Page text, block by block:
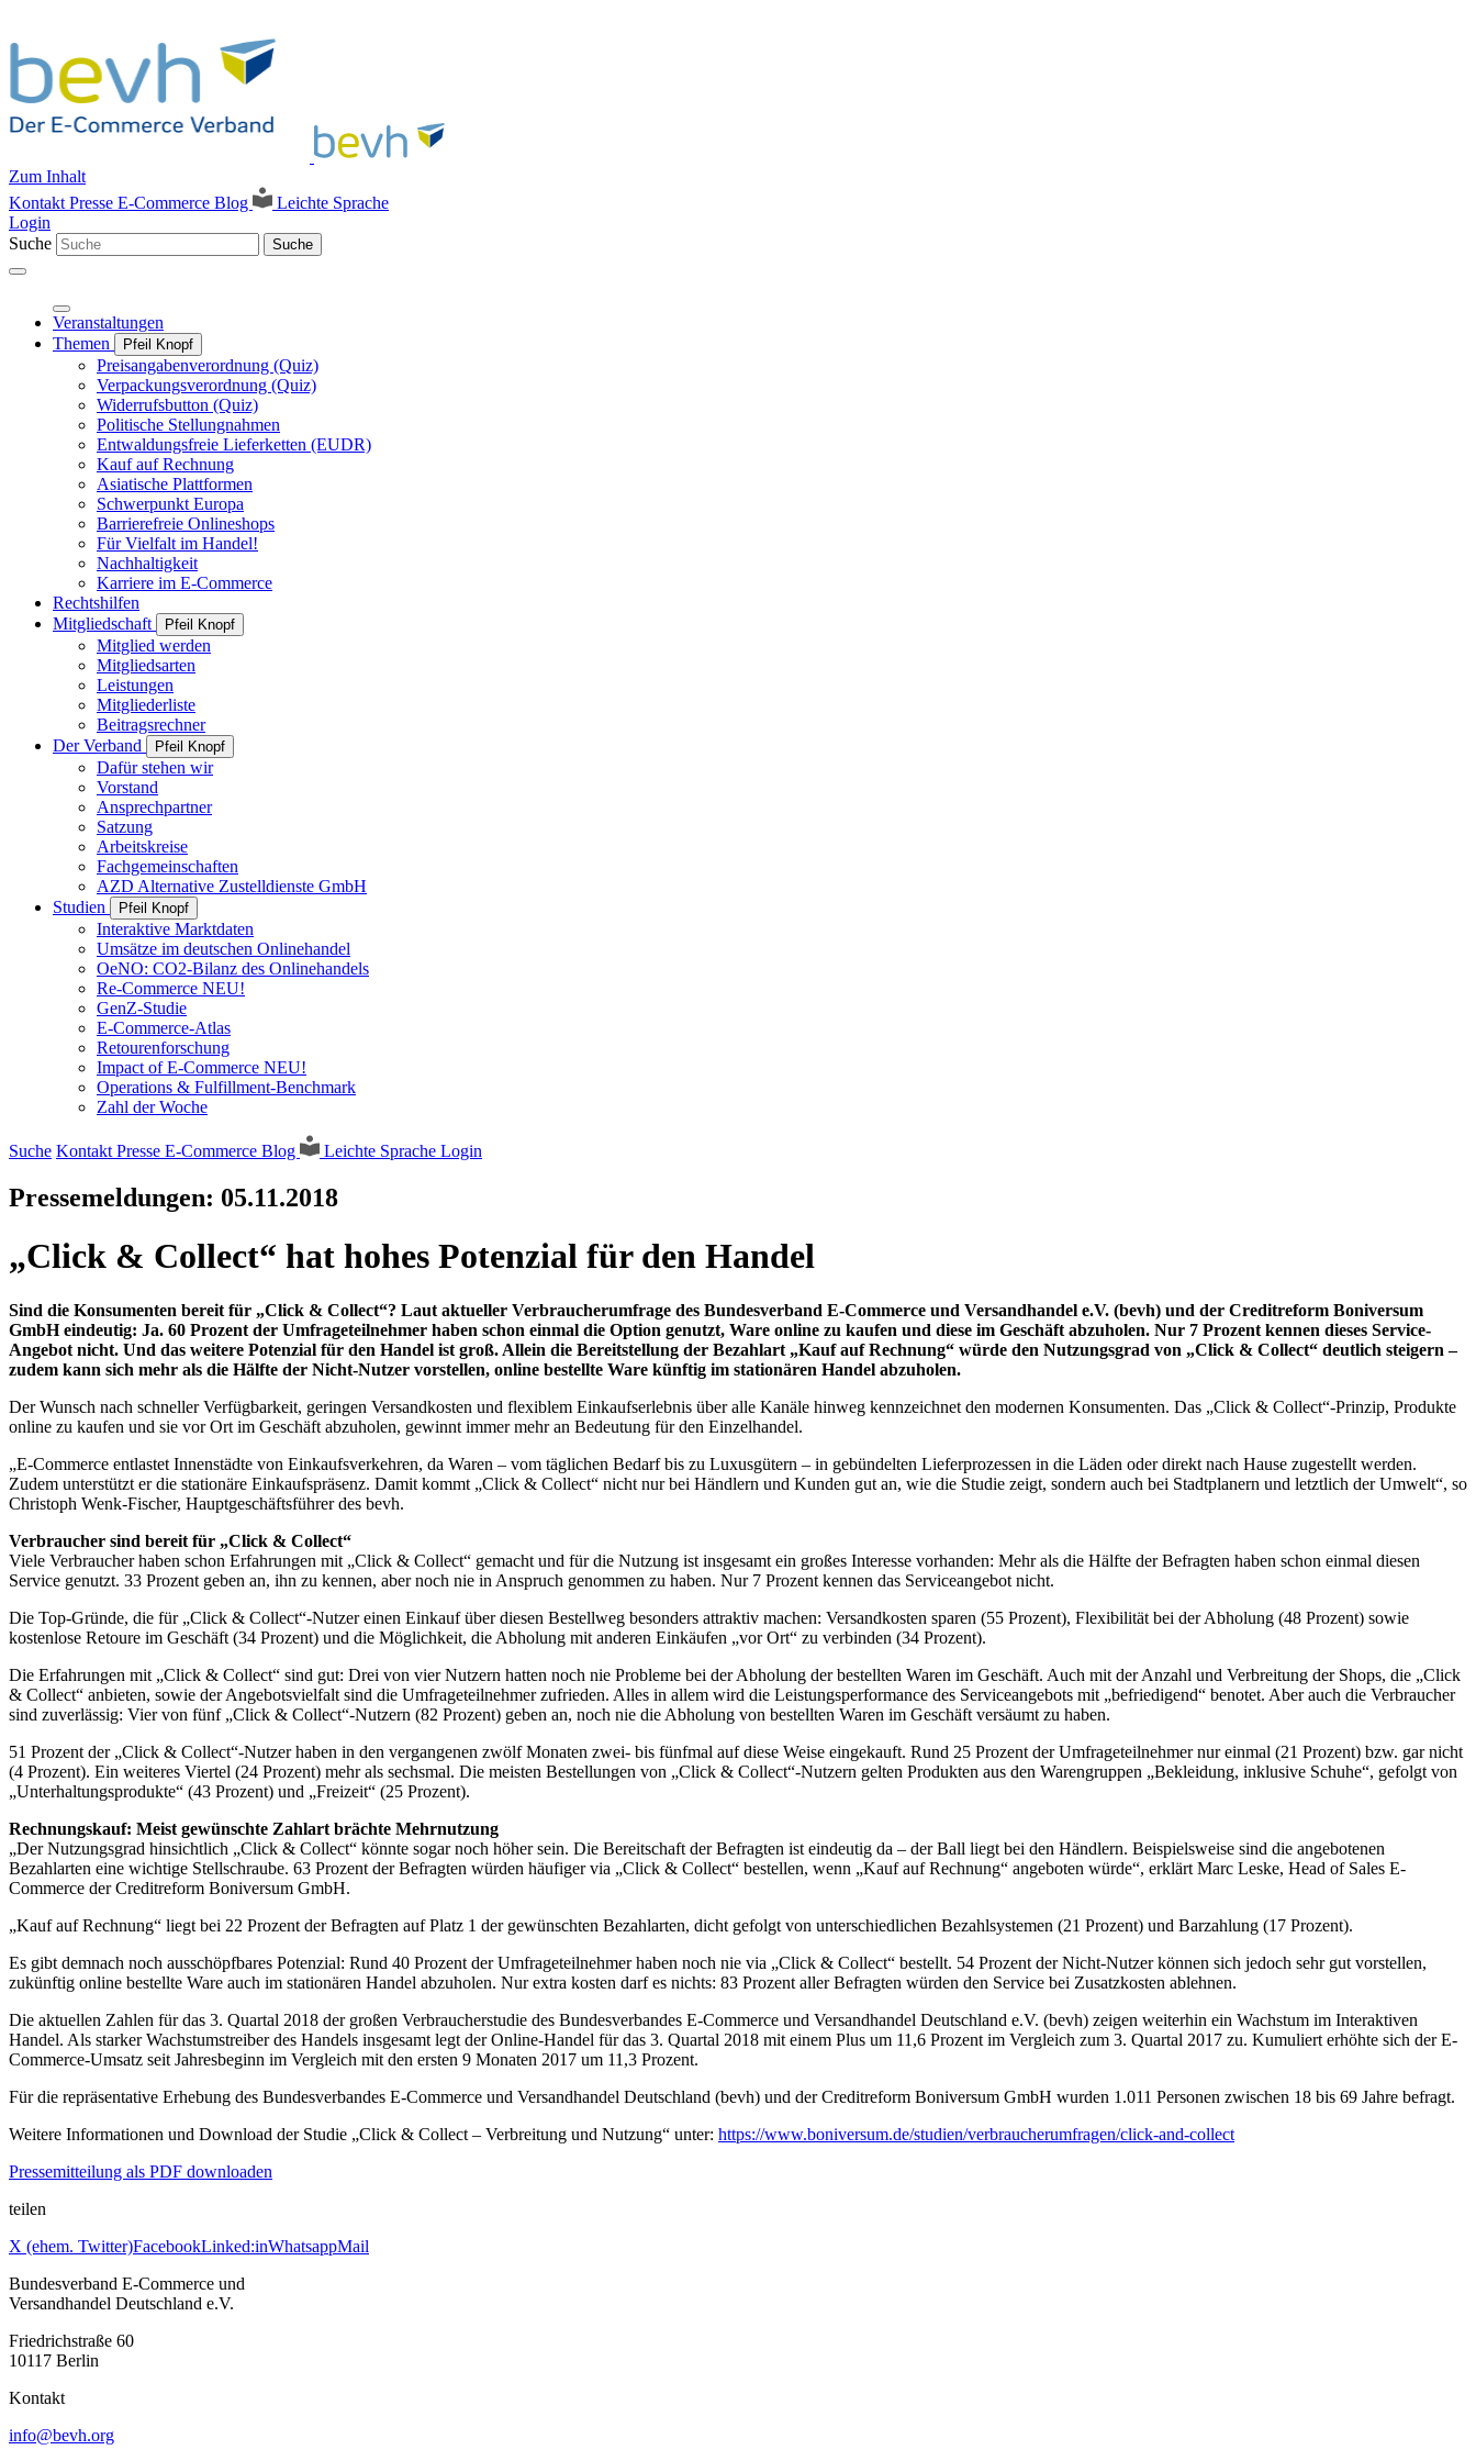
Zum Inhalt
Kontakt Presse E-Commerce Blog
Leichte Sprache
Login
Suche
Suche
Veranstaltungen
Themen
Pfeil Knopf
Preisangabenverordnung (Quiz)
Verpackungsverordnung (Quiz)
Widerrufsbutton (Quiz)
Politische Stellungnahmen
Entwaldungsfreie Lieferketten (EUDR)
Kauf auf Rechnung
Asiatische Plattformen
Schwerpunkt Europa
Barrierefreie Onlineshops
Für Vielfalt im Handel!
Nachhaltigkeit
Karriere im E-Commerce
Rechtshilfen
Mitgliedschaft
Pfeil Knopf
Mitglied werden
Mitgliedsarten
Leistungen
Mitgliederliste
Beitragsrechner
Der Verband
Pfeil Knopf
Dafür stehen wir
Vorstand
Ansprechpartner
Satzung
Arbeitskreise
Fachgemeinschaften
AZD Alternative Zustelldienste GmbH
Studien
Pfeil Knopf
Interaktive Marktdaten
Umsätze im deutschen Onlinehandel
OeNO: CO2-Bilanz des Onlinehandels
Re-Commerce NEU!
GenZ-Studie
E-Commerce-Atlas
Retourenforschung
Impact of E-Commerce NEU!
Operations & Fulfillment-Benchmark
Zahl der Woche
Suche Kontakt Presse E-Commerce Blog Leichte Sprache Login
Pressemeldungen: 05.11.2018
„Click & Collect“ hat hohes Potenzial für den Handel
Sind die Konsumenten bereit für „Click & Collect“? Laut aktueller Verbraucherumfrage des Bundesverband E-Commerce und Versandhandel e.V. (bevh) und der Creditreform Boniversum
GmbH eindeutig: Ja. 60 Prozent der Umfrageteilnehmer haben schon einmal die Option genutzt, Ware online zu kaufen und diese im Geschäft abzuholen. Nur 7 Prozent kennen dieses Service-
Angebot nicht. Und das weitere Potenzial für den Handel ist groß. Allein die Bereitstellung der Bezahlart „Kauf auf Rechnung“ würde den Nutzungsgrad von „Click & Collect“ deutlich steigern –
zudem kann sich mehr als die Hälfte der Nicht-Nutzer vorstellen, online bestellte Ware künftig im stationären Handel abzuholen.
Der Wunsch nach schneller Verfügbarkeit, geringen Versandkosten und flexiblem Einkaufserlebnis über alle Kanäle hinweg kennzeichnet den modernen Konsumenten. Das „Click & Collect“-Prinzip, Produkte
online zu kaufen und sie vor Ort im Geschäft abzuholen, gewinnt immer mehr an Bedeutung für den Einzelhandel.
„E-Commerce entlastet Innenstädte von Einkaufsverkehren, da Waren – vom täglichen Bedarf bis zu Luxusgütern – in gebündelten Lieferprozessen in die Läden oder direkt nach Hause zugestellt werden.
Zudem unterstützt er die stationäre Einkaufspräsenz. Damit kommt „Click & Collect“ nicht nur bei Händlern und Kunden gut an, wie die Studie zeigt, sondern auch bei Stadtplanern und letztlich der Umwelt“, so
Christoph Wenk-Fischer, Hauptgeschäftsführer des bevh.
Verbraucher sind bereit für „Click & Collect“
Viele Verbraucher haben schon Erfahrungen mit „Click & Collect“ gemacht und für die Nutzung ist insgesamt ein großes Interesse vorhanden: Mehr als die Hälfte der Befragten haben schon einmal diesen
Service genutzt. 33 Prozent geben an, ihn zu kennen, aber noch nie in Anspruch genommen zu haben. Nur 7 Prozent kennen das Serviceangebot nicht.
Die Top-Gründe, die für „Click & Collect“-Nutzer einen Einkauf über diesen Bestellweg besonders attraktiv machen: Versandkosten sparen (55 Prozent), Flexibilität bei der Abholung (48 Prozent) sowie
kostenlose Retoure im Geschäft (34 Prozent) und die Möglichkeit, die Abholung mit anderen Einkäufen „vor Ort“ zu verbinden (34 Prozent).
Die Erfahrungen mit „Click & Collect“ sind gut: Drei von vier Nutzern hatten noch nie Probleme bei der Abholung der bestellten Waren im Geschäft. Auch mit der Anzahl und Verbreitung der Shops, die „Click
& Collect“ anbieten, sowie der Angebotsvielfalt sind die Umfrageteilnehmer zufrieden. Alles in allem wird die Leistungsperformance des Serviceangebots mit „befriedigend“ benotet. Aber auch die Verbraucher
sind zuverlässig: Vier von fünf „Click & Collect“-Nutzern (82 Prozent) geben an, noch nie die Abholung von bestellten Waren im Geschäft versäumt zu haben.
51 Prozent der „Click & Collect“-Nutzer haben in den vergangenen zwölf Monaten zwei- bis fünfmal auf diese Weise eingekauft. Rund 25 Prozent der Umfrageteilnehmer nur einmal (21 Prozent) bzw. gar nicht
(4 Prozent). Ein weiteres Viertel (24 Prozent) mehr als sechsmal. Die meisten Bestellungen von „Click & Collect“-Nutzern gelten Produkten aus den Warengruppen „Bekleidung, inklusive Schuhe“, gefolgt von
„Unterhaltungsprodukte“ (43 Prozent) und „Freizeit“ (25 Prozent).
Rechnungskauf: Meist gewünschte Zahlart brächte Mehrnutzung
„Der Nutzungsgrad hinsichtlich „Click & Collect“ könnte sogar noch höher sein. Die Bereitschaft der Befragten ist eindeutig da – der Ball liegt bei den Händlern. Beispielsweise sind die angebotenen
Bezahlarten eine wichtige Stellschraube. 63 Prozent der Befragten würden häufiger via „Click & Collect“ bestellen, wenn „Kauf auf Rechnung“ angeboten würde“, erklärt Marc Leske, Head of Sales E-
Commerce der Creditreform Boniversum GmbH.
„Kauf auf Rechnung“ liegt bei 22 Prozent der Befragten auf Platz 1 der gewünschten Bezahlarten, dicht gefolgt von unterschiedlichen Bezahlsystemen (21 Prozent) und Barzahlung (17 Prozent).
Es gibt demnach noch ausschöpfbares Potenzial: Rund 40 Prozent der Umfrageteilnehmer haben noch nie via „Click & Collect“ bestellt. 54 Prozent der Nicht-Nutzer können sich jedoch sehr gut vorstellen,
zukünftig online bestellte Ware auch im stationären Handel abzuholen. Nur extra kosten darf es nichts: 83 Prozent aller Befragten würden den Service bei Zusatzkosten ablehnen.
Die aktuellen Zahlen für das 3. Quartal 2018 der großen Verbraucherstudie des Bundesverbandes E-Commerce und Versandhandel Deutschland e.V. (bevh) zeigen weiterhin ein Wachstum im Interaktiven
Handel. Als starker Wachstumstreiber des Handels insgesamt legt der Online-Handel für das 3. Quartal 2018 mit einem Plus um 11,6 Prozent im Vergleich zum 3. Quartal 2017 zu. Kumuliert erhöhte sich der E-
Commerce-Umsatz seit Jahresbeginn im Vergleich mit den ersten 9 Monaten 2017 um 11,3 Prozent.
Für die repräsentative Erhebung des Bundesverbandes E-Commerce und Versandhandel Deutschland (bevh) und der Creditreform Boniversum GmbH wurden 1.011 Personen zwischen 18 bis 69 Jahre befragt.
Weitere Informationen und Download der Studie „Click & Collect – Verbreitung und Nutzung“ unter: https://www.boniversum.de/studien/verbraucherumfragen/click-and-collect
Pressemitteilung als PDF downloaden
teilen
X (ehem. Twitter)FacebookLinked:inWhatsappMail
Bundesverband E-Commerce und
Versandhandel Deutschland e.V.
Friedrichstraße 60
10117 Berlin
Kontakt
info@bevh.org